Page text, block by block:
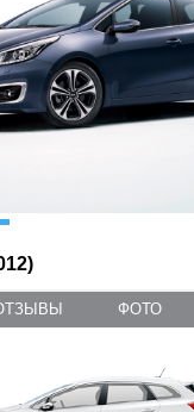
ОТЗЫВЫ ФОТО